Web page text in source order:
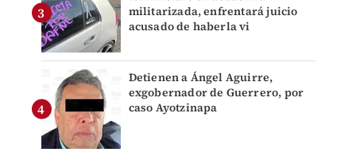
militarizada, enfrentará juicio
acusado de haberla vi
Detienen a Ángel Aguirre,
exgobernador de Guerrero, por
caso Ayotzinapa